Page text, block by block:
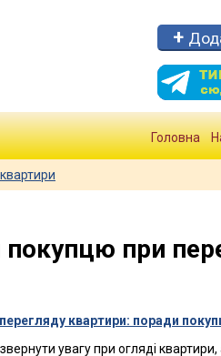
Головна
покупцю при
квартири: поради
увагу при огляді